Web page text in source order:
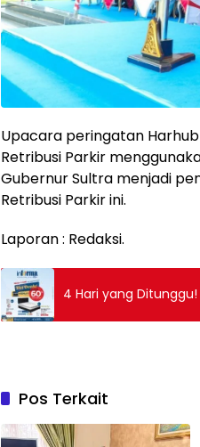
Upacara peringatan
Retribusi Parkir
Gubernur Sultra menjadi
Retribusi Parkir ini.
Laporan : Redaksi.
4 Hari yang
Pos Terkait